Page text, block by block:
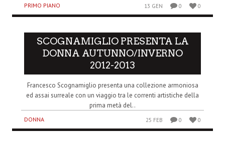
PRIMO PIANO 13 GEN 0 0
SCOGNAMIGLIO PRESENTA LA
DONNA AUTUNNO/INVERNO
2012-2013
Francesco Scognamiglio presenta una collezione armoniosa
ed assai surreale con un viaggio tra le correnti artistiche della
prima metà del..
DONNA 25 FEB 0 0